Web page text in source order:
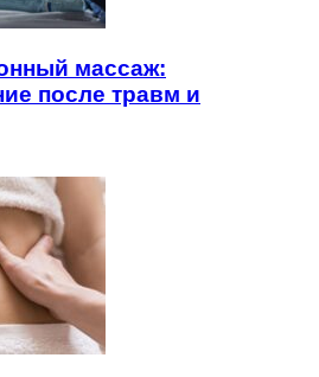
массаж:
после травм и